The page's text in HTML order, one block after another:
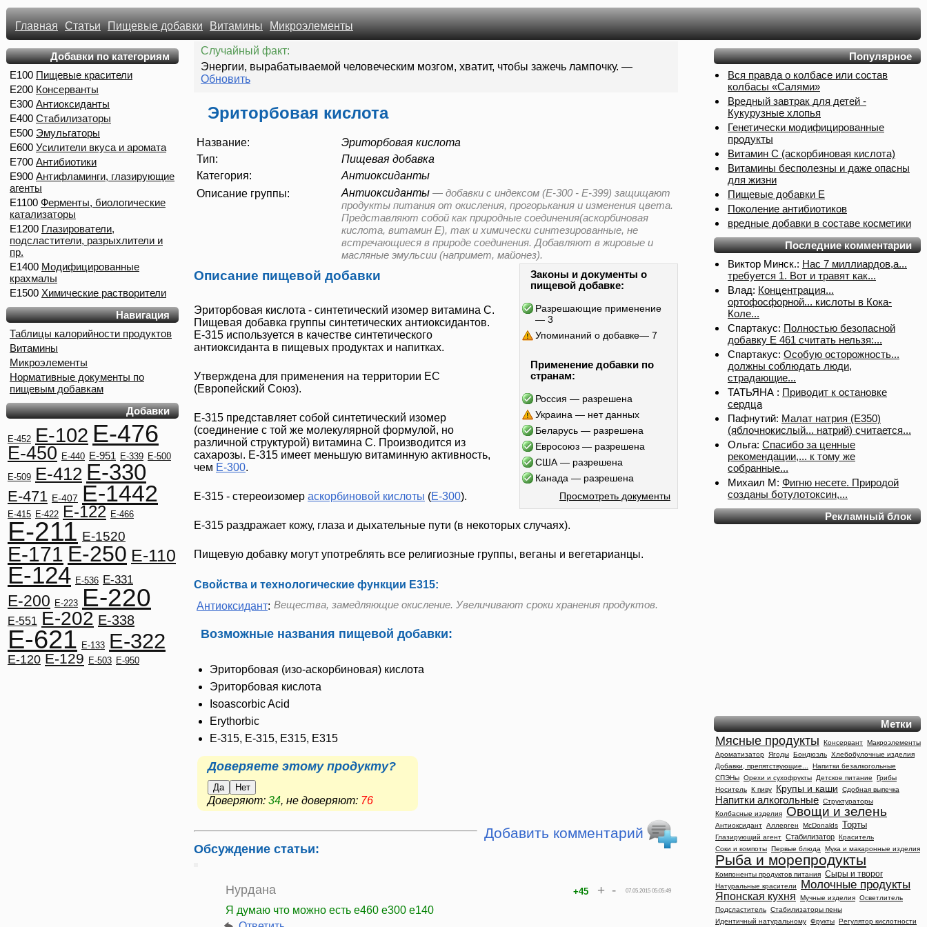
Главная Статьи Пищевые добавки Витамины Микроэлементы
Добавки по категориям
E100 Пищевые красители
E200 Консерванты
E300 Антиоксиданты
E400 Стабилизаторы
E500 Эмульгаторы
E600 Усилители вкуса и аромата
E700 Антибиотики
E900 Антифламинги, глазирующие
агенты
E1100 Ферменты, биологические
катализаторы
E1200 Глазирователи,
подсластители, разрыхлители и
пр.
E1400 Модифицированные
крахмалы
E1500 Химические растворители
Навигация
Таблицы калорийности продуктов
Витамины
Микроэлементы
Нормативные документы по
пищевым добавкам
Добавки
E-452 E-102 E-476
E-450 E-440 E-951 E-339 E-500
E-509 E-412 E-330
E-471 E-407 E-1442
E-415 E-422 E-122 E-466
E-211 E-1520
E-171 E-250 E-110
E-124 E-536 E-331
E-200 E-223 E-220
E-551 E-202 E-338
E-621 E-133 E-322
E-120 E-129 E-503 E-950
Популярное
Вся правда о колбасе или состав
колбасы «Салями»
Вредный завтрак для детей -
Кукурузные хлопья
Генетически модифицированные
продукты
Витамин С (аскорбиновая кислота)
Витамины бесполезны и даже опасны
для жизни
Пищевые добавки Е
Поколение антибиотиков
вредные добавки в составе косметики
Последние комментарии
Виктор Минск.: Нас 7 миллиардов,а...
требуется 1. Вот и травят как...
Влад: Концентрация...
ортофосфорной... кислоты в Кока-
Коле...
Спартакус: Полностью безопасной
добавку Е 461 считать нельзя:...
Спартакус: Особую осторожность...
должны соблюдать люди,
страдающие...
ТАТЬЯНА : Приводит к остановке
сердца
Пафнутий: Малат натрия (E350)
(яблочнокислый... натрий) считается...
Ольга: Спасибо за ценные
рекомендации,... к тому же
собранные...
Михаил М: Фигню несете. Природой
созданы ботулотоксин,...
Рекламный блок
Метки
Мясные продукты Консервант Макроэлементы
Ароматизатор Ягоды Бондюэль Хлебобулочные изделия
Добавки, препятствующие...
Напитки безалкогольные
СПЭНы Орехи и сухофрукты Детское питание
Грибы
Носитель К пиву Крупы и каши Сдобная выпечка
Напитки алкогольные Структураторы
Колбасные изделия
Овощи и зелень
Антиоксидант Аллерген McDonalds Торты
Глазирующий агент Стабилизатор Краситель
Соки и компоты Первые блюда Мука и макаронные изделия
Рыба и морепродукты
Компоненты продуктов питания Сыры и творог
Натуральные красители Молочные продукты
Японская кухня Мучные изделия Осветлитель
Подсластитель Стабилизаторы пены
Идентичный натуральному Фрукты Регулятор кислотности
Случайный факт:
Энергии, вырабатываемой человеческим мозгом, хватит, чтобы зажечь лампочку. —
Обновить
Эриторбовая кислота
Название:
Эриторбовая кислота
Тип:
Пищевая добавка
Категория:
Антиоксиданты
Описание группы:
Антиоксиданты — добавки с индексом (E-300 - E-399) защищают
продукты питания от окисления, прогорькания и изменения цвета.
Представляют собой как природные соединения(аскорбиновая
кислота, витамин Е), так и химически синтезированные, не
встречающиеся в природе соединения. Добавляют в жировые и
масляные эмульсии (напримет, майонез).
Законы и документы о
пищевой добавке:
Разрешающие применение
— 3
Упоминаний о добавке— 7
Применение добавки по
странам:
Россия — разрешена
Украина — нет данных
Беларусь — разрешена
Евросоюз — разрешена
США — разрешена
Канада — разрешена
Просмотреть документы
Описание пищевой добавки
Эриторбовая кислота - синтетический изомер витамина С.
Пищевая добавка группы синтетических антиоксидантов.
Е-315 используется в качестве синтетического
антиоксиданта в пищевых продуктах и напитках.
Утверждена для применения на территории ЕС
(Европейский Союз).
E-315 представляет собой синтетический изомер
(соединение с той же молекулярной формулой, но
различной структурой) витамина С. Производится из
сахарозы. E-315 имеет меньшую витаминную активность,
чем E-300.
E-315 - стереоизомер аскорбиновой кислоты (E-300).
E-315 раздражает кожу, глаза и дыхательные пути (в некоторых случаях).
Пищевую добавку могут употреблять все религиозные группы, веганы и вегетарианцы.
Свойства и технологические функции Е315:
Антиоксидант: Вещества, замедляющие окисление. Увеличивают сроки хранения продуктов.
Возможные названия пищевой добавки:
Эриторбовая (изо-аскорбиновая) кислота
Эриторбовая кислота
Isoascorbic Acid
Erythorbic
E-315, Е-315, Е315, E315
Доверяете этому продукту?
Да Нет
Доверяют: 34, не доверяют: 76
Добавить комментарий
Обсуждение статьи:
Нурдана 07.05.2015 05:05:49
+45 + -
Я думаю что можно есть е460 е300 е140